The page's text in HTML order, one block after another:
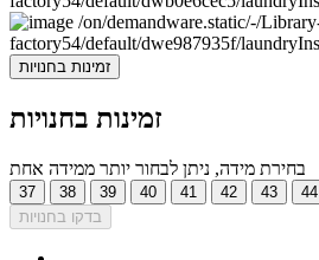
זמינות בחנויות
זמינות בחנויות
בחירת מידה, ניתן לבחור יותר ממידה אחת
37 38 39 40 41 42 43 44
בדקו בחנויות